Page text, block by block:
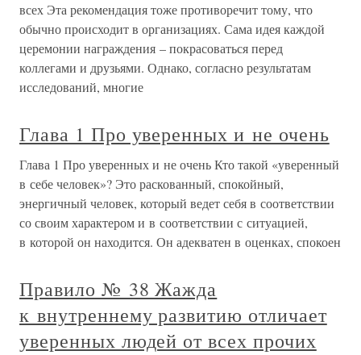
всех Эта рекомендация тоже противоречит тому, что
обычно происходит в организациях. Сама идея каждой
церемонии награждения – покрасоваться перед
коллегами и друзьями. Однако, согласно результатам
исследований, многие
Глава 1 Про уверенных и не очень
Глава 1 Про уверенных и не очень Кто такой «уверенный
в себе человек»? Это раскованный, спокойный,
энергичный человек, который ведет себя в соответствии
со своим характером и в соответствии с ситуацией,
в которой он находится. Он адекватен в оценках, спокоен
Правило № 38 Жажда
к внутреннему развитию отличает
уверенных людей от всех прочих